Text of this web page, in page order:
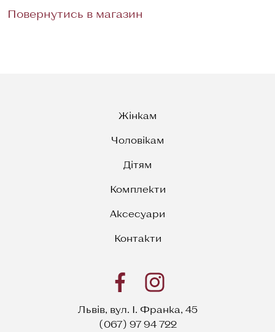
Повернутись в магазин
Жінкам
Чоловікам
Дітям
Комплекти
Аксесуари
Контакти
Львів, вул. І. Франка, 45
(067) 97 94 722